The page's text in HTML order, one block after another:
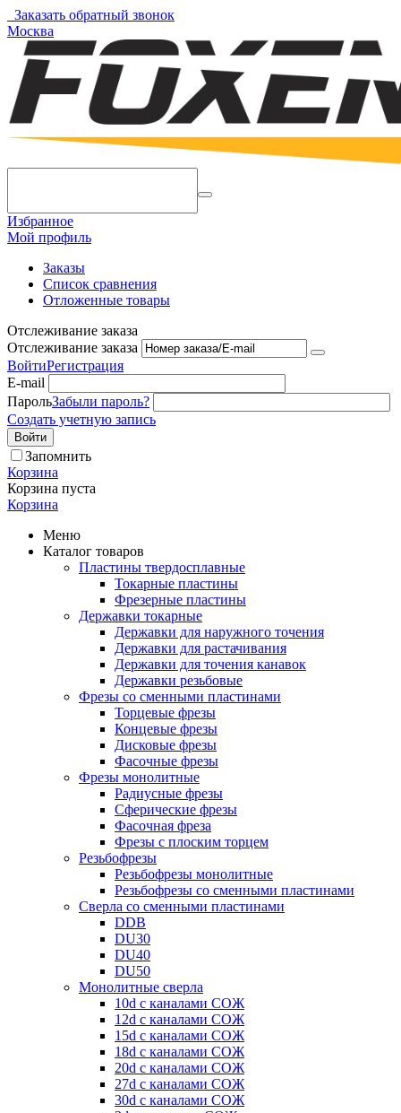
Заказать обратный звонок
Москва
Избранное
Мой профиль
Заказы
Список сравнения
Отложенные товары
Отслеживание заказа
Отслеживание заказа
ВойтиРегистрация
E-mail
ПарольЗабыли пароль?
Создать учетную запись
Войти
Запомнить
Корзина
Корзина пуста
Корзина
Меню
Каталог товаров
Пластины твердосплавные
Токарные пластины
Фрезерные пластины
Державки токарные
Державки для наружного точения
Державки для растачивания
Державки для точения канавок
Державки резьбовые
Фрезы со сменными пластинами
Торцевые фрезы
Концевые фрезы
Дисковые фрезы
Фасочные фрезы
Фрезы монолитные
Радиусные фрезы
Сферические фрезы
Фасочная фреза
Фрезы с плоским торцем
Резьбофрезы
Резьбофрезы монолитные
Резьбофрезы со сменными пластинами
Сверла со сменными пластинами
DDB
DU30
DU40
DU50
Монолитные сверла
10d с каналами СОЖ
12d с каналами СОЖ
15d с каналами СОЖ
18d с каналами СОЖ
20d с каналами СОЖ
27d с каналами СОЖ
30d с каналами СОЖ